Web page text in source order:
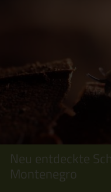
Neu entdeckte
Montenegro